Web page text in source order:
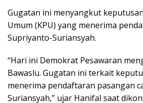
Gugatan ini menyangkut
Umum (KPU) yang menerima
Supriyanto-Suriansyah.
“Hari ini Demokrat Pesawaran
Bawaslu. Gugatan ini terkait
menerima pendaftaran pasangan
Suriansyah,” ujar Hanifal saat